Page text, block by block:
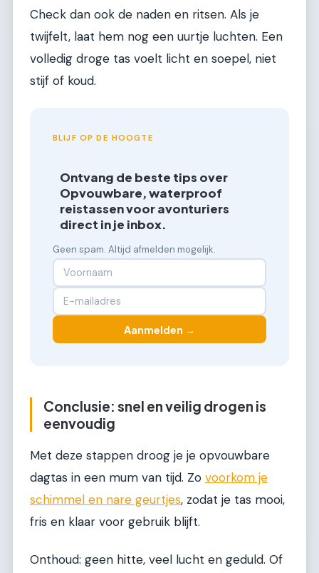
Check dan ook de naden en ritsen. Als je
twijfelt, laat hem nog een uurtje luchten. Een
volledig droge tas voelt licht en soepel, niet
stijf of koud.
BLIJF OP DE HOOGTE
Ontvang de beste tips over
Opvouwbare, waterproof
reistassen voor avonturiers
direct in je inbox.
Geen spam. Altijd afmelden mogelijk.
Aanmelden →
Conclusie: snel en veilig drogen is
eenvoudig
Met deze stappen droog je je opvouwbare
dagtas in een mum van tijd. Zo voorkom je
schimmel en nare geurtjes, zodat je tas mooi,
fris en klaar voor gebruik blijft.
Onthoud: geen hitte, veel lucht en geduld. Of